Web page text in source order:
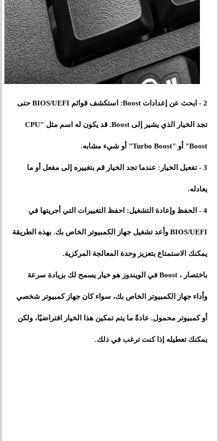
2 - ابحث عن إعدادات Boost: استكشف قوائم BIOS/UEFI حتى
تجد الخيار الذي يشير إلى Boost. قد يكون له اسم مثل "CPU
Boost" أو "Turbo Boost" أو شيء مشابه.
3 - تفعيل الخيار: عندما تجد الخيار قم بتغييره إلى مفعل أو ما
يعادله.
4 - الحفظ وإعادة التشغيل: احفظ التغييرات التي أجريتها في
BIOS/UEFI وأعد تشغيل جهاز الكمبيوتر الخاص بك. بهذه الطريقة
يمكنك الاستمتاع بتعزيز وحدة المعالجة المركزية.
باختصار ، Boost في الويندوز هو خيار يسمح لك بزيادة سرعة
وأداء جهاز الكمبيوتر الخاص بك، سواء كان جهاز كمبيوتر شخصي
أو كمبيوتر محمول. عادةً ما يتم تمكين هذا الخيار افتراضيًا، ولكن
يمكنك تعطيله إذا كنت ترغب في ذلك.